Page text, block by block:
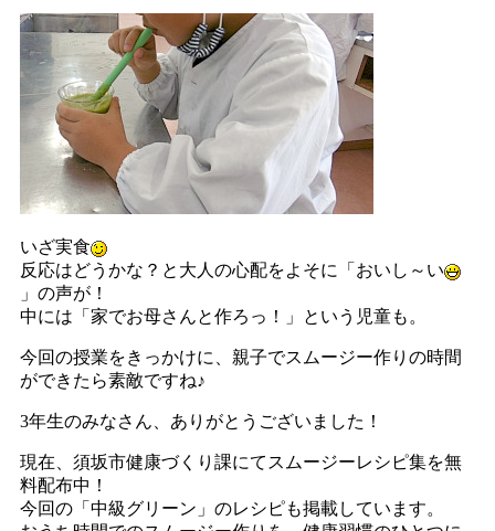
いざ実食
反応はどうかな？と大人の心配をよそに「おいし～い
」の声が！
中には「家でお母さんと作ろっ！」という児童も。
今回の授業をきっかけに、親子でスムージー作りの時間
ができたら素敵ですね♪
3年生のみなさん、ありがとうございました！
現在、須坂市健康づくり課にてスムージーレシピ集を無
料配布中！
今回の「中級グリーン」のレシピも掲載しています。